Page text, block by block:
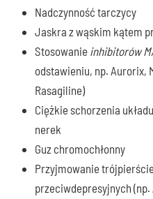
Nadczynność tarczycy
Jaskra z wąskim kątem
Stosowanie inhibitorów
odstawieniu, np. Aurorix,
Rasagiline)
Ciężkie schorzenia
nerek
Guz chromochłonny
Przyjmowanie
przeciwdepresyjnych